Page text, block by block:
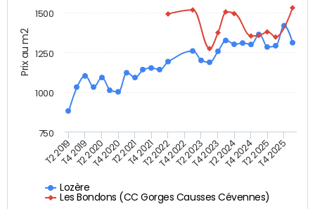
Prix au m2
Lozère
Les Bondons (CC Gorges Causses Cévennes)
T2 2019T4 2019T2 2020T4 2020T2 2021T4 2021T2 2022T4 2022T2 2023T4 2023T2 2024T4 2024T2 2025T4 2025
1000
750
1250
1500